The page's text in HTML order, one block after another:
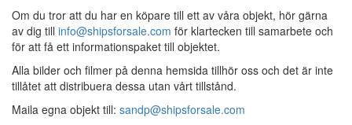
Om du tror att du har en köpare till ett av våra objekt, hör gärna
av dig till info@shipsforsale.com för klartecken till samarbete och
för att få ett informationspaket till objektet.
Alla bilder och filmer på denna hemsida tillhör oss och det är inte
tillåtet att distribuera dessa utan vårt tillstånd.
Maila egna objekt till: sandp@shipsforsale.com